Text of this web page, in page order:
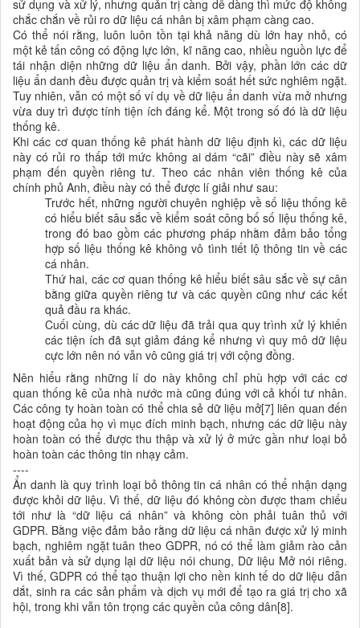
sử dụng và xử lý, nhưng quản trị càng dễ dàng thì mức độ không
chắc chắn về rủi ro dữ liệu cá nhân bị xâm phạm càng cao.
Có thể nói rằng, luôn luôn tồn tại khả năng dù lớn hay nhỏ, có
một kẻ tấn công có động lực lớn, kĩ năng cao, nhiều nguồn lực để
tái nhận diện những dữ liệu ẩn danh. Bởi vậy, phần lớn các dữ
liệu ẩn danh đều được quản trị và kiểm soát hết sức nghiêm ngặt.
Tuy nhiên, vẫn có một số ví dụ về dữ liệu ẩn danh vừa mở nhưng
vừa duy trì được tính tiện ích đáng kể. Một trong số đó là dữ liệu
thống kê.
Khi các cơ quan thống kê phát hành dữ liệu định kì, các dữ liệu
này có rủi ro thấp tới mức không ai dám “cãi” điều này sẽ xâm
phạm đến quyền riêng tư. Theo các nhân viên thống kê của
chính phủ Anh, điều này có thể được lí giải như sau:
Trước hết, những người chuyên nghiệp về số liệu thống kê
có hiểu biết sâu sắc về kiểm soát công bố số liệu thống kê,
trong đó bao gồm các phương pháp nhằm đảm bảo tổng
hợp số liệu thống kê không vô tình tiết lộ thông tin về các
cá nhân.
Thứ hai, các cơ quan thống kê hiểu biết sâu sắc về sự cân
bằng giữa quyền riêng tư và các quyền cũng như các kết
quả đầu ra khác.
Cuối cùng, dù các dữ liệu đã trải qua quy trình xử lý khiến
các tiện ích đã sụt giảm đáng kể nhưng vì quy mô dữ liệu
cực lớn nên nó vẫn vô cũng giá trị với cộng đồng.
Nên hiểu rằng những lí do này không chỉ phù hợp với các cơ
quan thống kê của nhà nước mà cũng đúng với cả khối tư nhân.
Các công ty hoàn toàn có thể chia sẻ dữ liệu mở[7] liên quan đến
hoạt động của họ vì mục đích minh bạch, nhưng các dữ liệu này
hoàn toàn có thể được thu thập và xử lý ở mức gần như loại bỏ
hoàn toàn các thông tin nhạy cảm.
----
Ẩn danh là quy trình loại bỏ thông tin cá nhân có thể nhận dạng
được khỏi dữ liệu. Vì thế, dữ liệu đó không còn được tham chiếu
tới như là “dữ liệu cá nhân” và không còn phải tuân thủ với
GDPR. Bằng việc đảm bảo rằng dữ liệu cá nhân được xử lý minh
bạch, nghiêm ngặt tuân theo GDPR, nó có thể làm giảm rào cản
xuất bản và sử dụng lại dữ liệu nói chung, Dữ liệu Mở nói riêng.
Vì thế, GDPR có thể tạo thuận lợi cho nền kinh tế do dữ liệu dẫn
dắt, sinh ra các sản phẩm và dịch vụ mới để tạo ra giá trị cho xã
hội, trong khi vẫn tôn trọng các quyền của công dân[8].